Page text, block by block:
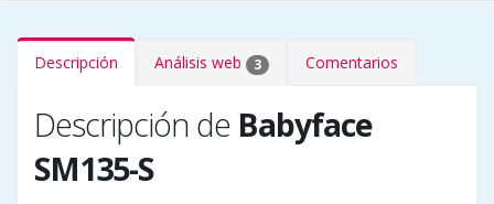
Descripción Análisis web 3 Comentarios
Descripción de Babyface
SM135-S